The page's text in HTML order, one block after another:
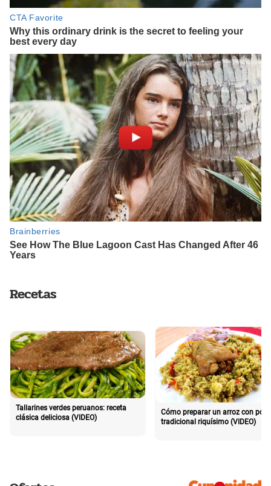
Recetas
Tallarines verdes peruanos: receta
clásica deliciosa (VIDEO)
Cómo preparar un arroz con pollo
tradicional riquísimo (VIDEO)